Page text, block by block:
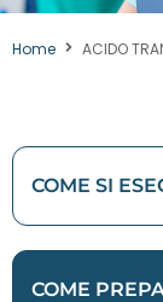
Home ACIDO
COME SI
COME